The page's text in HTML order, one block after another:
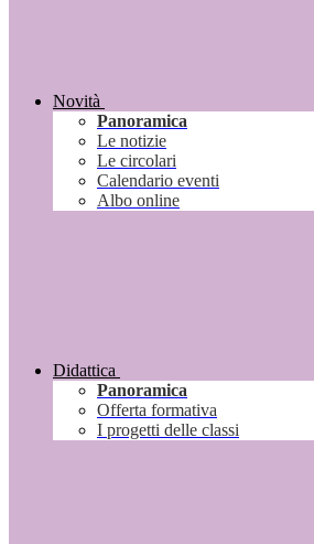
Novità
Panoramica
Le notizie
Le circolari
Calendario eventi
Albo online
Didattica
Panoramica
Offerta formativa
I progetti delle classi